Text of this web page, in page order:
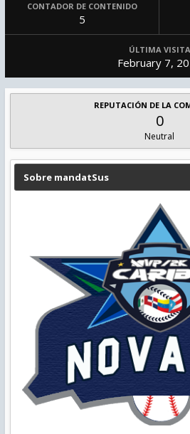
CONTADOR DE CONTENIDO
5
ÚLTIMA VISITA
February 7,
REPUTACIÓN DE LA
0
Neutral
Sobre mandatSus